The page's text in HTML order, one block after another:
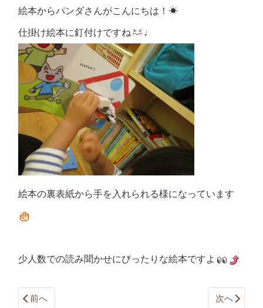
絵本からパンダさんがこんにちは！☀
仕掛け絵本に釘付けですね ♩
絵本の裏表紙から手を入れられる様になっています
少人数での読み聞かせにぴったりな絵本ですよ
前へ 次へ